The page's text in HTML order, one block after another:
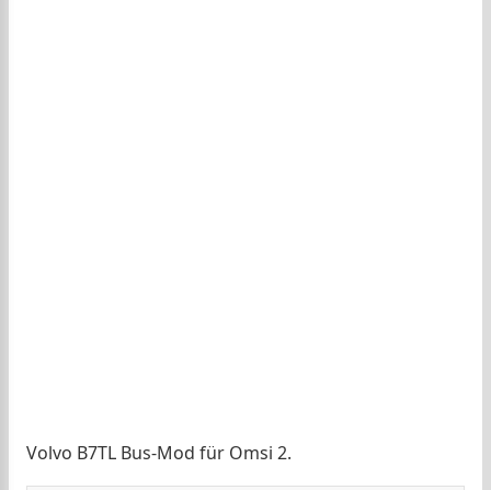
Volvo B7TL Bus-Mod für Omsi 2.